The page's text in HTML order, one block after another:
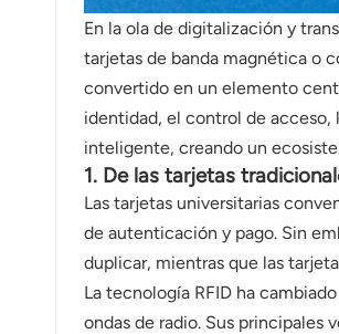
En la ola de digitalización y
tarjetas de banda magnética o
convertido en un elemento
identidad, el control de
inteligente, creando un
1. De las tarjetas
Las tarjetas universitarias
de autenticación y pago. Sin
duplicar, mientras que las
La tecnología RFID ha
ondas de radio. Sus principales